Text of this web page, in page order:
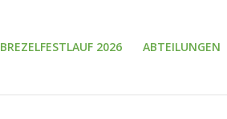
BREZELFESTLAUF 2026 ABTEILUNGEN